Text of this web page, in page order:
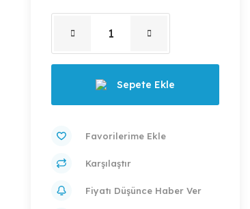
Sepete Ekle
Karşılaştır
Fiyatı Düşünce Haber Ver